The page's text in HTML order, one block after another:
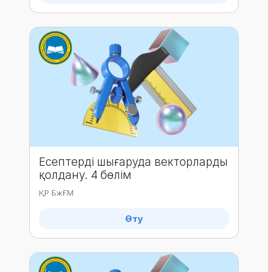
Есептерді шығаруда векторларды
қолдану. 4 бөлім
ҚР БжҒМ
Өту